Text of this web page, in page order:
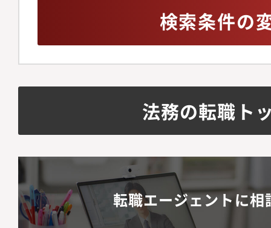
検索条件の
法務の転職ト
転職エージェントに相